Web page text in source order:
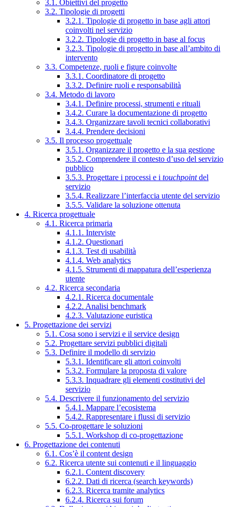
3.1. Obiettivi del progetto
3.2. Tipologie di progetti
3.2.1. Tipologie di progetto in base agli attori
coinvolti nel servizio
3.2.2. Tipologie di progetto in base al focus
3.2.3. Tipologie di progetto in base all’ambito di
intervento
3.3. Competenze, ruoli e figure coinvolte
3.3.1. Coordinatore di progetto
3.3.2. Definire ruoli e responsabilità
3.4. Metodo di lavoro
3.4.1. Definire processi, strumenti e rituali
3.4.2. Curare la documentazione di progetto
3.4.3. Organizzare tavoli tecnici collaborativi
3.4.4. Prendere decisioni
3.5. Il processo progettuale
3.5.1. Organizzare il progetto e la sua gestione
3.5.2. Comprendere il contesto d’uso del servizio
pubblico
3.5.3. Progettare i processi e i touchpointdel
servizio
3.5.4. Realizzare l’interfaccia utente del servizio
3.5.5. Validare la soluzione ottenuta
4. Ricerca progettuale
4.1. Ricerca primaria
4.1.1. Interviste
4.1.2. Questionari
4.1.3. Test di usabilità
4.1.4. Web analytics
4.1.5. Strumenti di mappatura dell’esperienza
utente
4.2. Ricerca secondaria
4.2.1. Ricerca documentale
4.2.2. Analisi benchmark
4.2.3. Valutazione euristica
5. Progettazione dei servizi
5.1. Cosa sono i servizi e il service design
5.2. Progettare servizi pubblici digitali
5.3. Definire il modello di servizio
5.3.1. Identificare gli attori coinvolti
5.3.2. Formulare la proposta di valore
5.3.3. Inquadrare gli elementi costitutivi del
servizio
5.4. Descrivere il funzionamento del servizio
5.4.1. Mappare l’ecosistema
5.4.2. Rappresentare i flussi di servizio
5.5. Co-progettare le soluzioni
5.5.1. Workshop di co-progettazione
6. Progettazione dei contenuti
6.1. Cos’è il content design
6.2. Ricerca utente sui contenuti e il linguaggio
6.2.1. Content discovery
6.2.2. Dati di ricerca (search keywords)
6.2.3. Ricerca tramite analytics
6.2.4. Ricerca sui forum